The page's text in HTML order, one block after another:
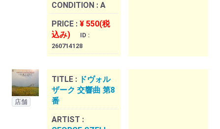
CONDITION : A
PRICE : ¥ 550(税
込み)
ID :
260714128
店舗
TITLE : ドヴォル
ザーク 交響曲 第8
番
ARTIST :